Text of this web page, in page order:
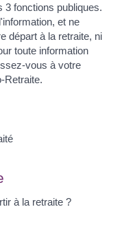
3 fonctions publiques.
et ne
départ à la retraite, ni
toute information
vous à votre
Retraite.
à la retraite ?